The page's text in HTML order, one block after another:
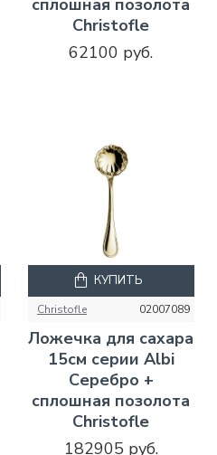
Christofle
62100 руб.
Christofle 02007089
Ложечка для сахара
15см серии Albi
Серебро +
сплошная позолота
Christofle
182905 руб.
КУПИТЬ